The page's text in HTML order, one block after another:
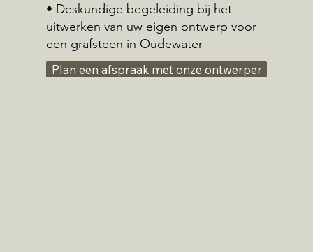
• Deskundige begeleiding bij het
uitwerken van uw eigen ontwerp voor
een grafsteen in Oudewater
Plan een afspraak met onze ontwerper